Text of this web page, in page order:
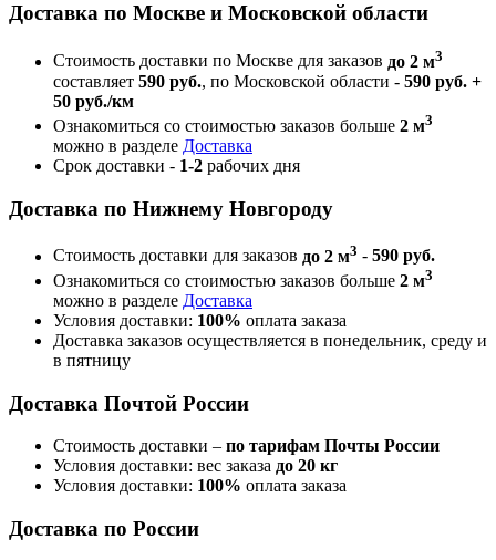
Доставка по Москве и Московской области
Стоимость доставки по Москве для заказов до 2 м3
составляет 590 руб., по Московской области - 590 руб. +
50 руб./км
Ознакомиться со стоимостью заказов больше 2 м3
можно в разделе Доставка
Срок доставки - 1-2 рабочих дня
Доставка по Нижнему Новгороду
Стоимость доставки для заказов до 2 м3 - 590 руб.
Ознакомиться со стоимостью заказов больше 2 м3
можно в разделе Доставка
Условия доставки: 100% оплата заказа
Доставка заказов осуществляется в понедельник, среду и
в пятницу
Доставка Почтой России
Стоимость доставки – по тарифам Почты России
Условия доставки: вес заказа до 20 кг
Условия доставки: 100% оплата заказа
Доставка по России